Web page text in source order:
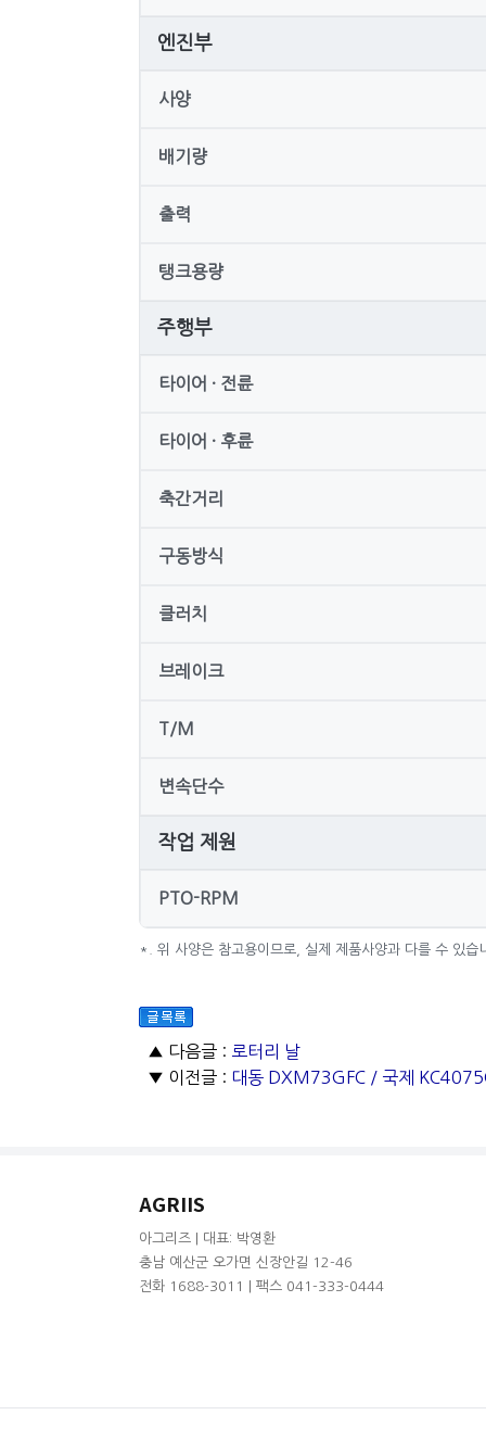
엔진부
사양
배기량
출력
탱크용량
주행부
타이어 · 전륜
타이어 · 후륜
축간거리
구동방식
클러치
브레이크
T/M
변속단수
작업 제원
PTO-RPM
*. 위 사양은 참고용이므로, 실제 제품사양과 다를 수 있습
▲ 다음글 : 로터리 날
▼ 이전글 : 대동 DXM73GFC / 국제
AGRIIS
아그리즈 | 대표: 박영환
충남 예산군 오가면 신장안길 12-46
전화 1688-3011 | 팩스 041-333-0444